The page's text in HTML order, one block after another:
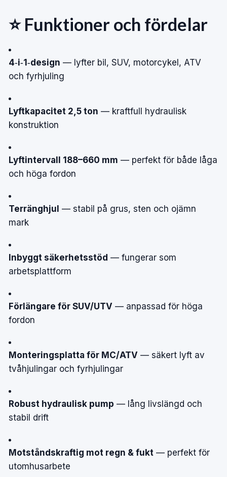
⭐ Funktioner och fördelar
4‑i‑1‑design — lyfter bil, SUV, motorcykel, ATV
och fyrhjuling
Lyftkapacitet 2,5 ton — kraftfull hydraulisk
konstruktion
Lyftintervall 188–660 mm — perfekt för både låga
och höga fordon
Terränghjul — stabil på grus, sten och ojämn
mark
Inbyggt säkerhetsstöd — fungerar som
arbetsplattform
Förlängare för SUV/UTV — anpassad för höga
fordon
Monteringsplatta för MC/ATV — säkert lyft av
tvåhjulingar och fyrhjulingar
Robust hydraulisk pump — lång livslängd och
stabil drift
Motståndskraftig mot regn & fukt — perfekt för
utomhusarbete